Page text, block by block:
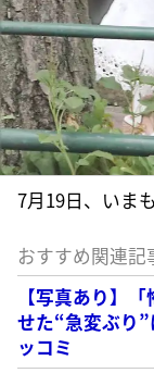
7月19日、いま
おすすめ関連記
【写真あり】
せた“急変ぶり
ッコミ